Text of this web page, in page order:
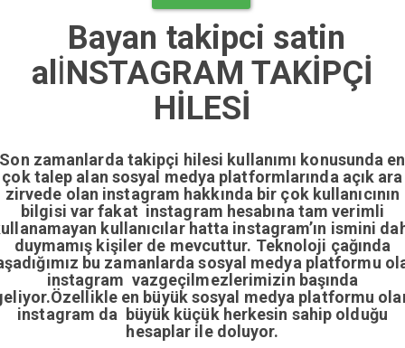
Bayan takipci satin
al İNSTAGRAM TAKİPÇİ
HİLESİ
Son zamanlarda takipçi hilesi kullanımı konusunda en
çok talep alan sosyal medya platformlarında açık ara
zirvede olan instagram hakkında bir çok kullanıcının
bilgisi var fakat instagram hesabına tam verimli
kullanıcılar hatta instagram’ın ismini
duymamış kişiler de mevcuttur. Teknoloji çağında
bu zamanlarda sosyal medya platformu
instagram vazgeçilmezlerimizin başında
en büyük sosyal medya platformu
instagram da büyük küçük herkesin sahip olduğu
hesaplar ile doluyor.